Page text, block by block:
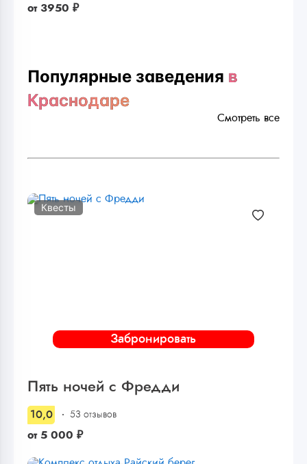
от 3950 ₽
Популярные заведения в
Краснодаре
Смотреть все
Забронировать
Квесты
Пять ночей с Фредди
10,0 53 отзывов
от 5 000 ₽